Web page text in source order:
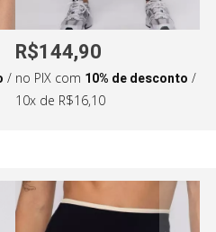
69cm
101cm
/
R$144,90
no PIX com 10% de desconto /
10x de R$16,10